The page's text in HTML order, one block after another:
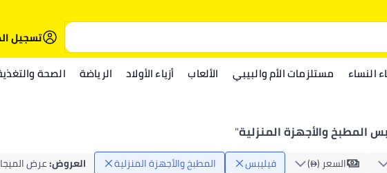
تسجيل
النساء مستلزمات الأم والبيبي الألعاب أزياء الأولاد الرياضة الصحة
المطبخ والأجهزة المنزلية"
السعر () فيليبس المطبخ والأجهزة المنزلية العروض:عرض